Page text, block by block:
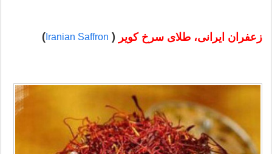
زعفران ایرانی، طلای سرخ کویر (
Iranian Saffron
)